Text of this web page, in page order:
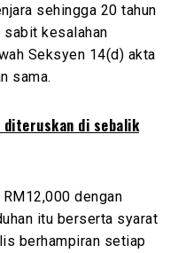
sehingga 20 tahun
sabit kesalahan
Seksyen 14(d) akta
sama.
diteruskan di sebalik
dengan
itu berserta syarat
berhampiran setiap